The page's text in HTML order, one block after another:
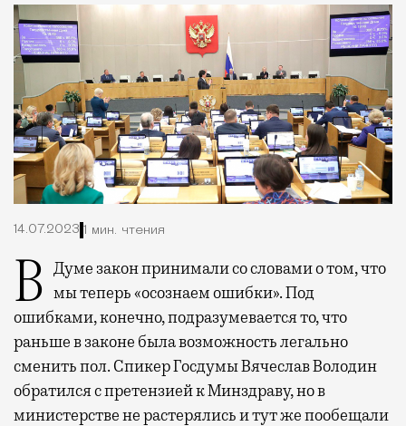
14.07.2023 1 мин. чтения
В Думе закон принимали со словами о том, что мы теперь «осознаем ошибки». Под
ошибками, конечно, подразумевается то, что
раньше в законе была возможность легально
сменить пол. Спикер Госдумы Вячеслав Володин
обратился с претензией к Минздраву, но в
министерстве не растерялись и тут же пообещали